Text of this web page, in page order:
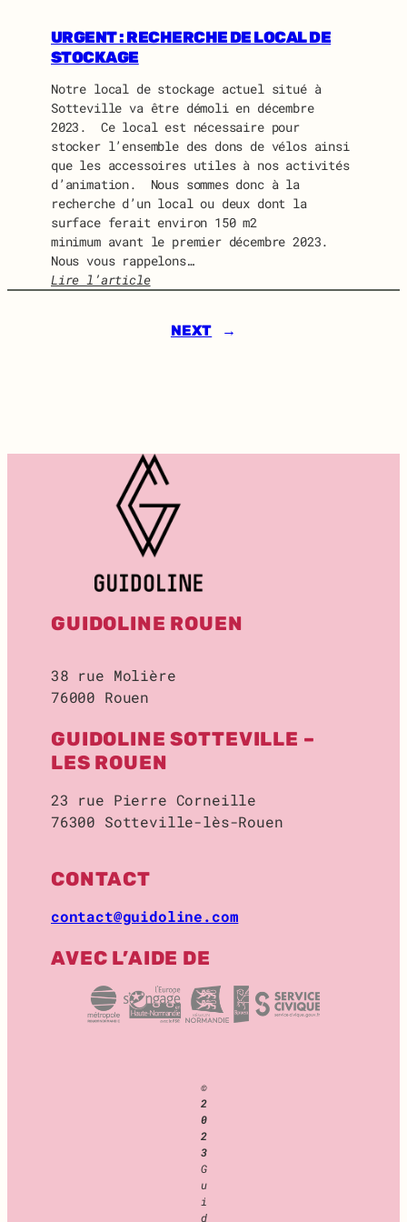
O
N
E
I
N
E
W
S
J
U
I
L
L
E
T
URGENT : RECHERCHE DE LOCAL DE
STOCKAGE
Notre local de stockage actuel situé à
Sotteville va être démoli en décembre
2023. Ce local est nécessaire pour
stocker l’ensemble des dons de vélos ainsi
que les accessoires utiles à nos activités
d’animation. Nous sommes donc à la
recherche d’un local ou deux dont la
surface ferait environ 150 m2
minimum avant le premier décembre 2023.
Nous vous rappelons…
Lire l’article
R
E
C
H
E
R
H
D
O
L
D
S
O
K
G
E
NEXT →
GUIDOLINE ROUEN
38 rue Molière
76000 Rouen
GUIDOLINE SOTTEVILLE –
LES ROUEN
23 rue Pierre Corneille
76300 Sotteville-lès-Rouen
CONTACT
contact@guidoline.com
AVEC L’AIDE DE
©
2
0
2
3
G
u
i
d